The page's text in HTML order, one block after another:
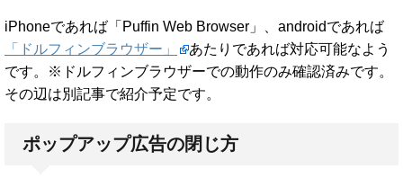
iPhoneであれば「Puffin Web Browser」、androidであれば
「ドルフィンブラウザー」
あたりであれば対応可能なよう
です。※ドルフィンブラウザーでの動作のみ確認済みです。
その辺は別記事で紹介予定です。
ポップアップ広告の閉じ方